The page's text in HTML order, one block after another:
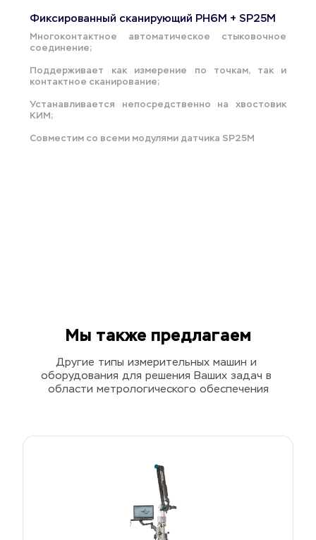
Фиксированный сканирующий PH6M + SP25M
Многоконтактное автоматическое стыковочное
соединение;
Поддерживает как измерение по точкам, так и
контактное сканирование;
Устанавливается непосредственно на хвостовик
КИМ;
Совместим со всеми модулями датчика SP25M
Мы также предлагаем
Другие типы измерительных машин и
оборудования для решения Ваших задач в
области метрологического обеспечения